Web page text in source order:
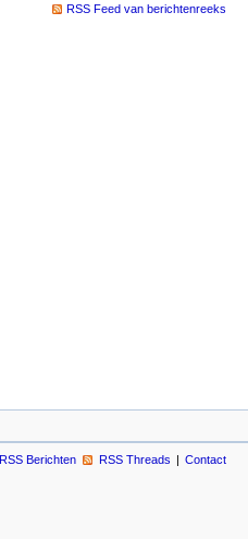
RSS Feed van berichtenreeks
RSS Berichten RSS Threads Contact